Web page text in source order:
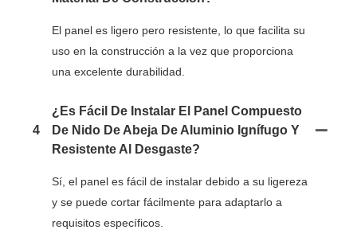
El panel es ligero pero resistente, lo que facilita su
uso en la construcción a la vez que proporciona
una excelente durabilidad.
4
¿Es Fácil De Instalar El Panel Compuesto
De Nido De Abeja De Aluminio Ignífugo Y
Resistente Al Desgaste?
Sí, el panel es fácil de instalar debido a su ligereza
y se puede cortar fácilmente para adaptarlo a
requisitos específicos.